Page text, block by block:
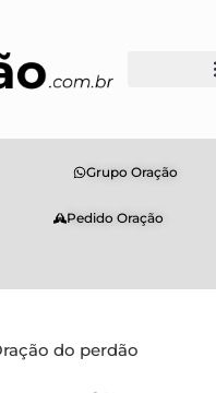
Grupo Oração
Pedido Oração
do perdão